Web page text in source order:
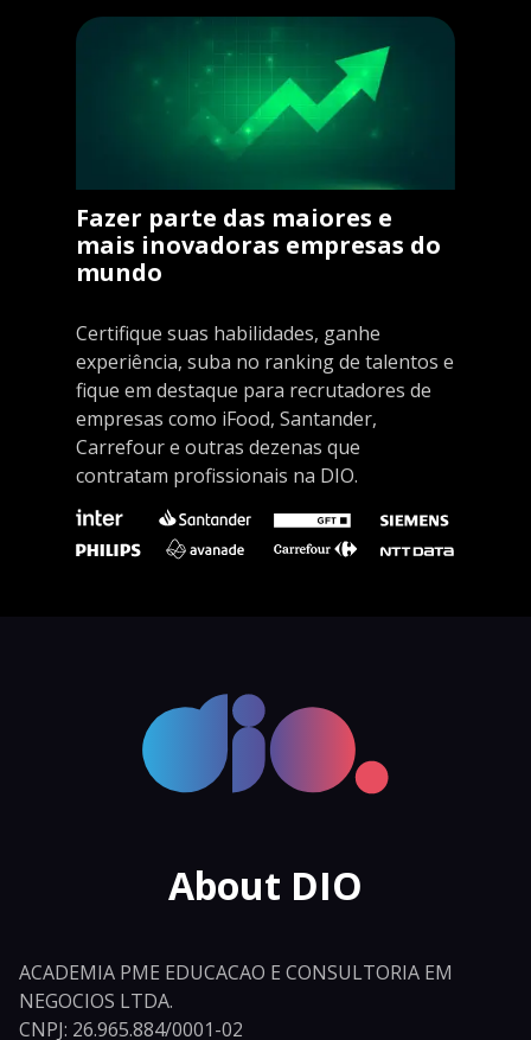
Fazer parte das maiores e
mais inovadoras empresas do
mundo
Certifique suas habilidades, ganhe
experiência, suba no ranking de talentos e
fique em destaque para recrutadores de
empresas como iFood, Santander,
Carrefour e outras dezenas que
contratam profissionais na DIO.
About DIO
ACADEMIA PME EDUCACAO E CONSULTORIA EM
NEGOCIOS LTDA.
CNPJ: 26.965.884/0001-02